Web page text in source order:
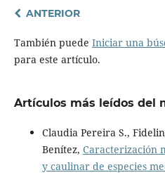
ANTERIOR
También puede Iniciar una
para este artículo.
Artículos más leídos del
Claudia Pereira S.,
Benítez, Caracterización
y caulinar de especies